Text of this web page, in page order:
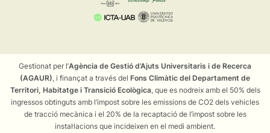
Gestionat per l’Agència de Gestió d’Ajuts Universitaris i de Recerca
(AGAUR) , i finançat a través del Fons Climàtic del Departament de
Territori, Habitatge i Transició Ecològica , que es nodreix amb el 50% dels
ingressos obtinguts amb l’impost sobre les emissions de CO2 dels vehicles
de tracció mecànica i el 20% de la recaptació de l’impost sobre les
instal·lacions que incideixen en el medi ambient.